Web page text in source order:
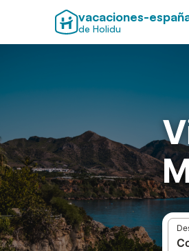
vacaciones-
de Holidu